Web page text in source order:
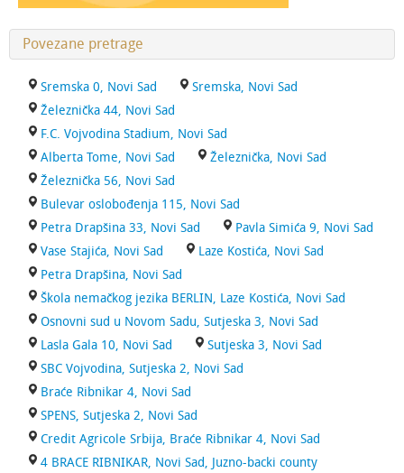
Povezane pretrage
Sremska 0, Novi Sad
Sremska, Novi Sad
Železnička 44, Novi Sad
F.C. Vojvodina Stadium, Novi Sad
Alberta Tome, Novi Sad
Železnička, Novi Sad
Železnička 56, Novi Sad
Bulevar oslobođenja 115, Novi Sad
Petra Drapšina 33, Novi Sad
Pavla Simića 9, Novi Sad
Vase Stajića, Novi Sad
Laze Kostića, Novi Sad
Petra Drapšina, Novi Sad
Škola nemačkog jezika BERLIN, Laze Kostića, Novi Sad
Osnovni sud u Novom Sadu, Sutjeska 3, Novi Sad
Lasla Gala 10, Novi Sad
Sutjeska 3, Novi Sad
SBC Vojvodina, Sutjeska 2, Novi Sad
Braće Ribnikar 4, Novi Sad
SPENS, Sutjeska 2, Novi Sad
Credit Agricole Srbija, Braće Ribnikar 4, Novi Sad
4 BRACE RIBNIKAR, Novi Sad, Juzno-backi county